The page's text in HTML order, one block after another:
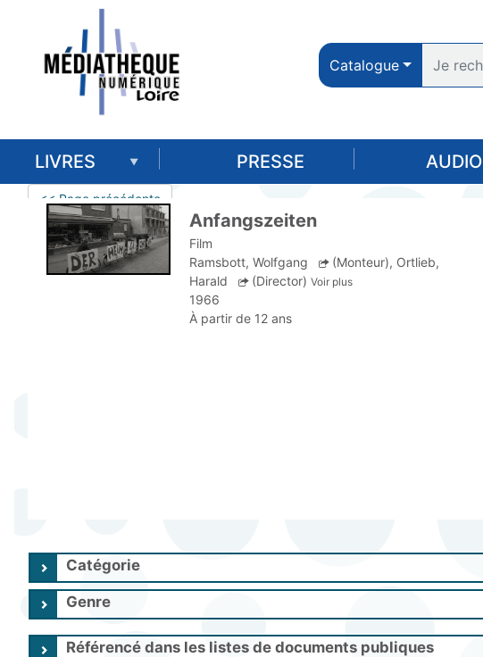
Catalogue
LIVRES PRESSE AUDIO
<< Page précédente
Anfangszeiten
Film
Ramsbott, Wolfgang
(Monteur), Ortlieb,
Harald
(Director) Voir plus
1966
À partir de 12 ans
Catégorie
Genre
Référencé dans les listes de documents publiques